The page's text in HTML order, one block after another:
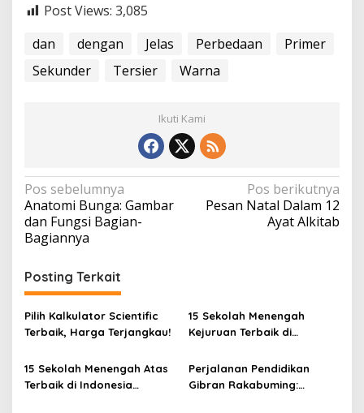
Post Views: 3,085
dan
dengan Jelas Perbedaan
Primer
Sekunder
Tersier Warna
Ikuti Kami
N
a
v
g
a
s
p
o
Pos sebelumnya
Anatomi Bunga: Gambar
dan Fungsi Bagian-
Bagiannya
Pos berikutnya
Pesan Natal Dalam 12
Ayat Alkitab
Posting Terkait
Pilih Kalkulator Scientific
Terbaik, Harga Terjangkau!
15 Sekolah Menengah
Kejuruan Terbaik di
Hasil Ujian Tulis Berbasis
Komputer
15 Sekolah Menengah Atas
Terbaik di Indonesia
Perjalanan Pendidikan
Gibran Rakabuming: